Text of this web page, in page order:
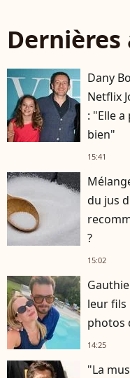
Dany
Netflix
: "Elle
bien"
15:41
du jus
?
15:02
leur fils
photos
14:25
"La